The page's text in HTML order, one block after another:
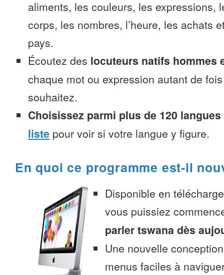
aliments, les couleurs, les expressions,
corps, les nombres, l’heure, les achats
pays.
Écoutez des locuteurs natifs hommes
chaque mot ou expression autant de
souhaitez.
Choisissez parmi plus de 120 langues
liste pour voir si votre langue y figure.
En quoi ce programme est-il
Disponible en
vous puissiez
parler tswana dès
Une nouvelle
menus faciles à